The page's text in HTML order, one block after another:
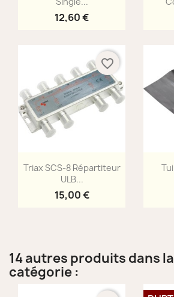
12,60 €
 Aperçu rapide
Triax SCS-8 Répartiteur
ULB...
15,00 €
favorite_border

14 autres produits dans
catégorie :